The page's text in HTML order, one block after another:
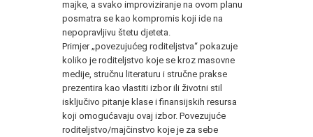
majke, a svako improviziranje na ovom planu
posmatra se kao kompromis koji ide na
nepopravljivu štetu djeteta.
Primjer „povezujućeg roditeljstva“ pokazuje
koliko je roditeljstvo koje se kroz masovne
medije, stručnu literaturu i stručne prakse
prezentira kao vlastiti izbor ili životni stil
isključivo pitanje klase i finansijskih resursa
koji omogućavaju ovaj izbor. Povezujuće
roditeljstvo/majčinstvo koje je za sebe